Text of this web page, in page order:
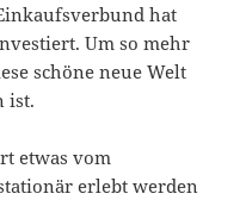
hat
Um so mehr
schöne neue Welt
ist.
etwas vom
erlebt werden